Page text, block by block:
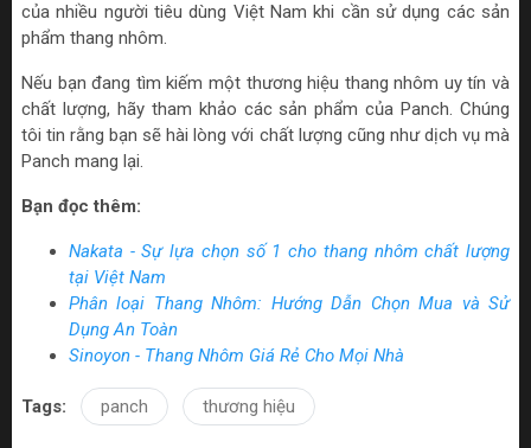
của nhiều người tiêu dùng Việt Nam khi cần sử dụng các sản
phẩm thang nhôm.
Nếu bạn đang tìm kiếm một thương hiệu thang nhôm uy tín và
chất lượng, hãy tham khảo các sản phẩm của Panch. Chúng
tôi tin rằng bạn sẽ hài lòng với chất lượng cũng như dịch vụ mà
Panch mang lại.
Bạn đọc thêm:
Nakata - Sự lựa chọn số 1 cho thang nhôm chất lượng
tại Việt Nam
Phân loại Thang Nhôm: Hướng Dẫn Chọn Mua và Sử
Dụng An Toàn
Sinoyon - Thang Nhôm Giá Rẻ Cho Mọi Nhà
Tags: panch thương hiệu